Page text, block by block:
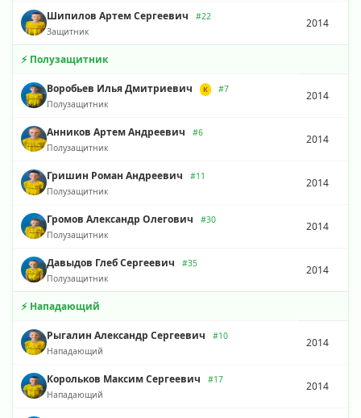
Шипилов Артем Сергеевич
#22
Защитник
2014
⚡ Полузащитник
Воробьев Илья Дмитриевич К
#7
Полузащитник
2014
Анников Артем Андреевич
#6
Полузащитник
2014
Гришин Роман Андреевич
#11
Полузащитник
2014
Громов Александр Олегович
#30
Полузащитник
2014
Давыдов Глеб Сергеевич
#35
Полузащитник
2014
⚡ Нападающий
Рыгалин Александр Сергеевич
#10
Нападающий
2014
Корольков Максим Сергеевич
#17
Нападающий
2014